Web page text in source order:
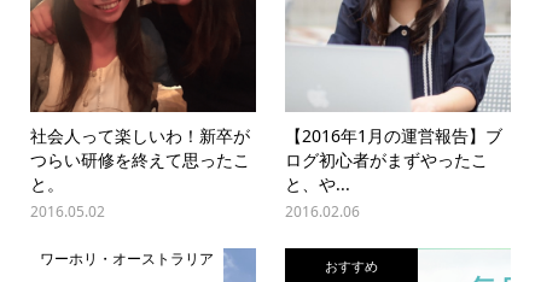
社会人って楽しいわ！新卒が
つらい研修を終えて思ったこ
と。
2016.05.02
【2016年1月の運営報告】ブ
ログ初心者がまずやったこ
と、や...
2016.02.06
ワーホリ・オーストラリア おすすめ